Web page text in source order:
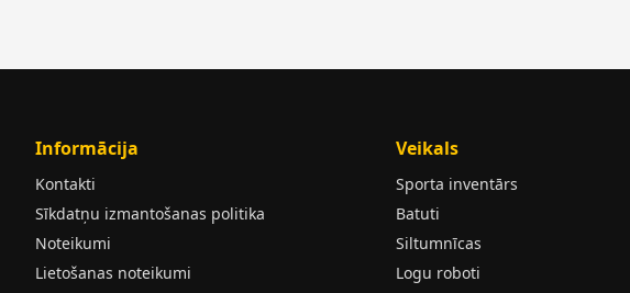
Informācija
Kontakti
Sīkdatņu izmantošanas politika
Noteikumi
Lietošanas noteikumi
Veikals
Sporta inventārs
Batuti
Siltumnīcas
Logu roboti